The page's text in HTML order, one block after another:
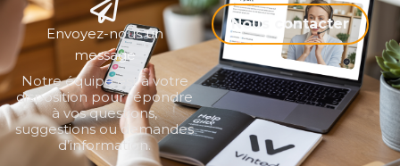
Envoyez-nous un
message
Notre équipe est à votre
disposition pour répondre
à vos questions,
suggestions ou demandes
d’information.
Nous contacter